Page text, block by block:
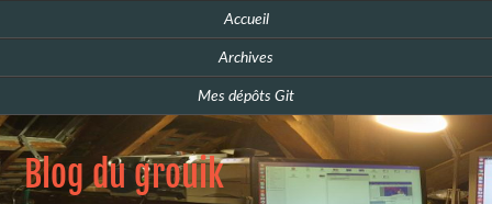
Accueil
Archives
Mes dépôts Git
Blog du grouik